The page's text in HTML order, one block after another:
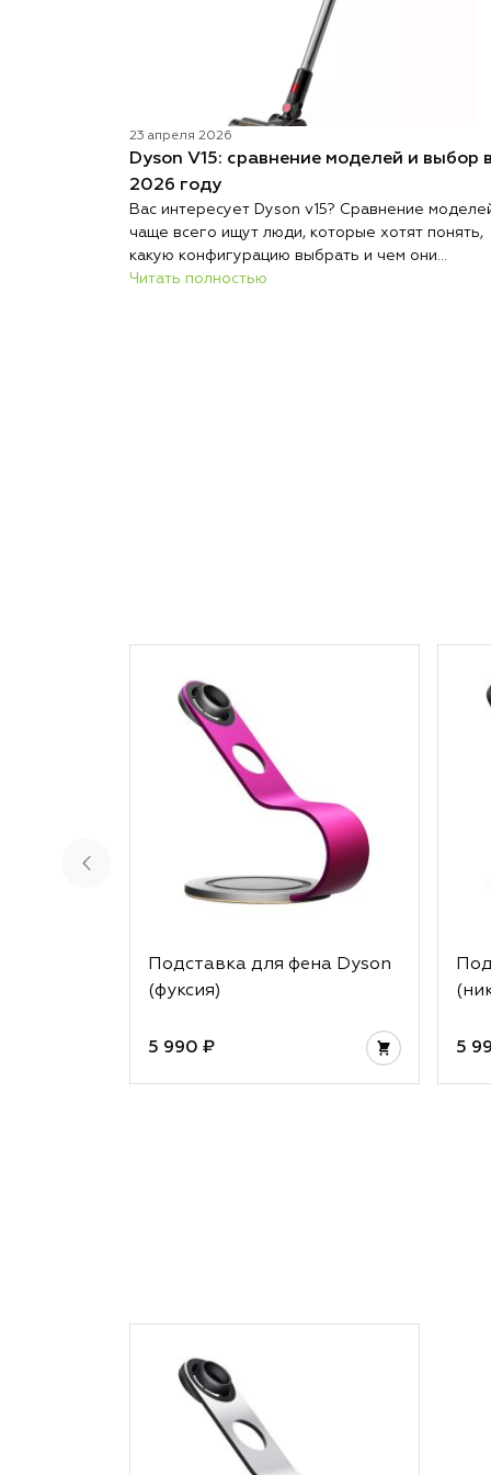
23 апреля 2026
Dyson V15: сравнение моделей и выбор в
2026 году
Вас интересует Dyson v15? Сравнение
чаще всего ищут люди, которые хотят понять,
какую конфигурацию выбрать и чем они
отличаются. Несмотря на то что на рынке
Читать полностью
Подставка для фена Dyson
(фуксия)
5 990 ₽ 5